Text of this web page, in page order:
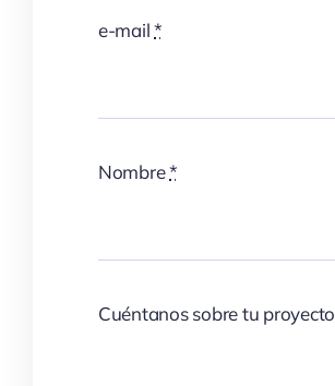
e-mail*
Nombre*
Cuéntanos sobre tu proyecto